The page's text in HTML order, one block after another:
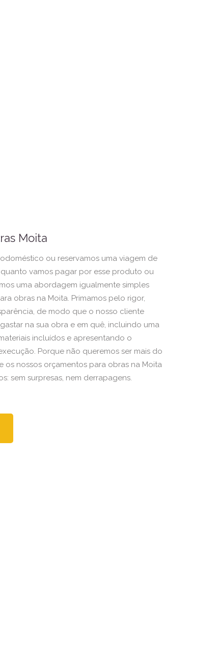
Moita
ou reservamos uma viagem de
vamos pagar por esse produto ou
uma abordagem igualmente simples
obras na Moita. Primamos pelo rigor,
de modo que o nosso cliente
na sua obra e em quê, incluindo uma
incluídos e apresentando o
Porque não queremos ser mais do
os nossos orçamentos para obras na Moita
sem surpresas, nem derrapagens.